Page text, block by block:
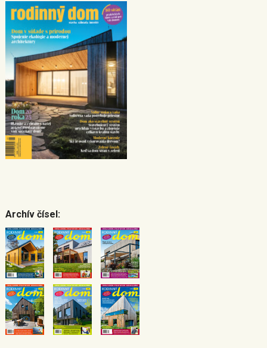
Archív čísel: